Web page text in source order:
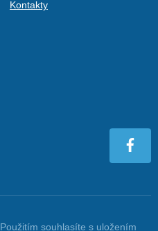
Kontakty
Použitím souhlasíte s uložením